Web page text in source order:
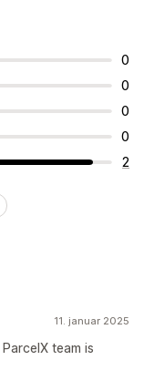
0
0
0
0
2
11. januar 2025
team is